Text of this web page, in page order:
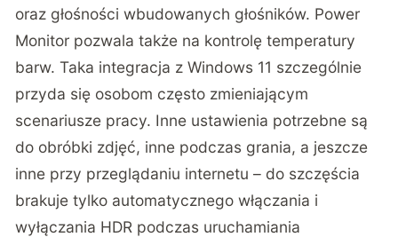
oraz głośności wbudowanych głośników. Power
Monitor pozwala także na kontrolę temperatury
barw. Taka integracja z Windows 11 szczególnie
przyda się osobom często zmieniającym
scenariusze pracy. Inne ustawienia potrzebne są
do obróbki zdjęć, inne podczas grania, a jeszcze
inne przy przeglądaniu internetu – do szczęścia
brakuje tylko automatycznego włączania i
wyłączania HDR podczas uruchamiania